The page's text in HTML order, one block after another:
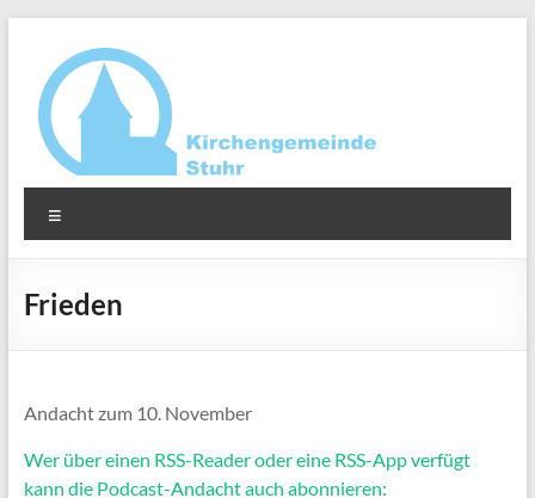
springen
Ev.-
luth.
Kirchengemeinde
Frieden
Andacht zum 10. November
Wer über einen RSS-Reader oder eine RSS-App verfügt
kann die Podcast-Andacht auch abonnieren: